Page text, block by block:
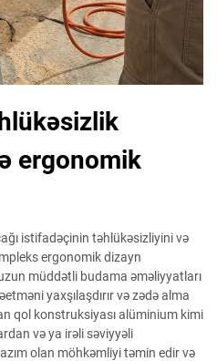
ergonomik
istifadəçinin təhlükəsizliyini və
ergonomik dizayn
müddətli budama əməliyyatları
yaxşılaşdırır və zədə alma
qol konstruksiyası alüminium kimi
və ya irəli səviyyəli
olan möhkəmliyi təmin edir və